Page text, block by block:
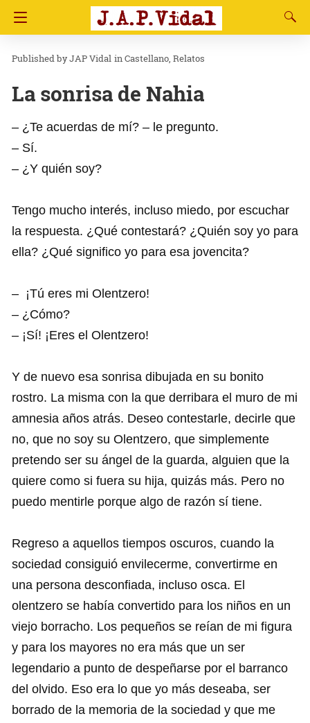
JAP Vidal inCastellano Relatos
La sonrisa de Nahia
– ¿Te acuerdas de mí? – le pregunto.
– Sí.
– ¿Y quién soy?
Tengo mucho interés, incluso miedo, por escuchar
la respuesta. ¿Qué contestará? ¿Quién soy yo para
ella? ¿Qué significo yo para esa jovencita?
– ¡Tú eres mi Olentzero!
– ¿Cómo?
– ¡Sí! ¡Eres el Olentzero!
Y de nuevo esa sonrisa dibujada en su bonito
rostro. La misma con la que derribara el muro de mi
amnesia años atrás. Deseo contestarle, decirle que
no, que no soy su Olentzero, que simplemente
pretendo ser su ángel de la guarda, alguien que la
quiere como si fuera su hija, quizás más. Pero no
puedo mentirle porque algo de razón sí tiene.
Regreso a aquellos tiempos oscuros, cuando la
sociedad consiguió envilecerme, convertirme en
una persona desconfiada, incluso osca. El
olentzero se había convertido para los niños en un
viejo borracho. Los pequeños se reían de mi figura
y para los mayores no era más que un ser
legendario a punto de despeñarse por el barranco
del olvido. Eso era lo que yo más deseaba, ser
borrado de la memoria de la sociedad y que me